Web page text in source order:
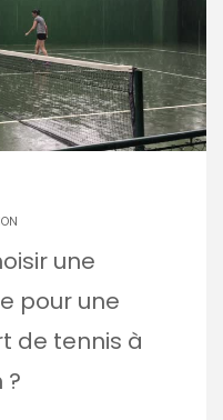
une
pour une
de tennis à
?